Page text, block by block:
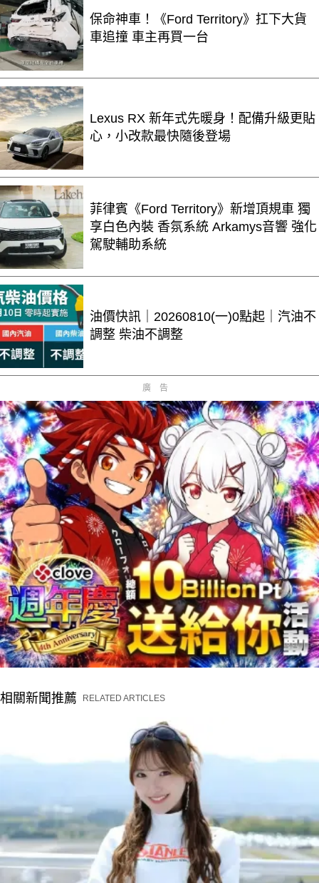
保命神車！《Ford Territory》扛下大貨
車追撞 車主再買一台
Lexus RX 新年式先暖身！配備升級更貼
心，小改款最快隨後登場
菲律賓《Ford Territory》新增頂規車 獨
享白色內裝 香氛系統 Arkamys音響 強化
駕駛輔助系統
油價快訊｜20260810(一)0點起｜汽油不
調整 柴油不調整
廣告
相關新聞推薦 RELATED ARTICLES